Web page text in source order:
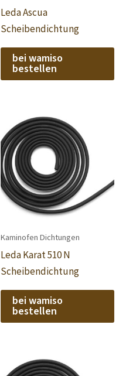
Leda Ascua
Scheibendichtung
bei wamiso
bestellen
Kaminofen Dichtungen
Leda Karat 510 N
Scheibendichtung
bei wamiso
bestellen